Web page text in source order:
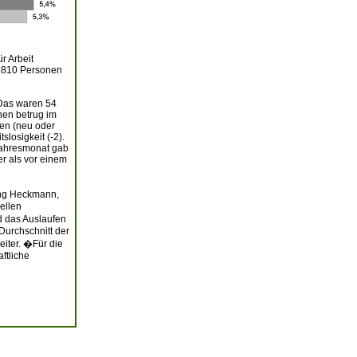
Arbeit
Personen
waren 54
betrug im
(neu oder
(-2).
gab
als vor einem
Heckmann,
das Auslaufen
der
�Für die